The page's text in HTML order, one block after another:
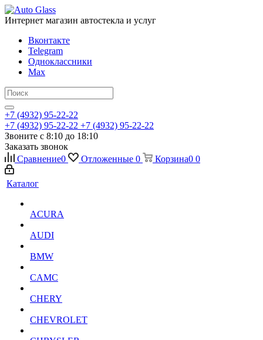
Интернет магазин автостекла и услуг
Вконтакте
Telegram
Одноклассники
Max
+7 (4932) 95-22-22
+7 (4932) 95-22-22 +7 (4932) 95-22-22
Звоните с 8:10 до 18:10
Заказать звонок
Сравнение0 Отложенные 0 Корзина0 0
Каталог
ACURA
AUDI
BMW
CAMC
CHERY
CHEVROLET